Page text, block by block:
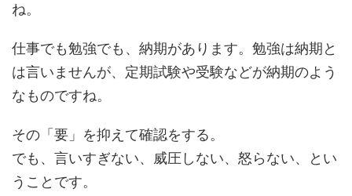
ね。
仕事でも勉強でも、納期があります。勉強は納期と
は言いませんが、定期試験や受験などが納期のよう
なものですね。
その「要」を抑えて確認をする。
でも、言いすぎない、威圧しない、怒らない、とい
うことです。